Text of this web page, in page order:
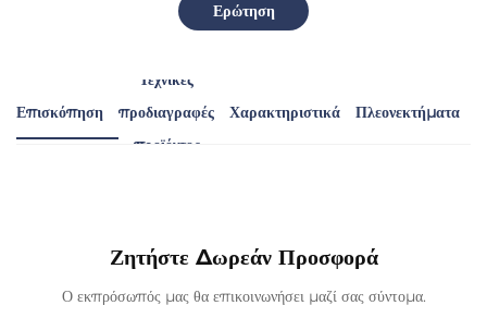
Ερώτηση
Επισκόπηση
Τεχνικές
προδιαγραφές
προϊόντος
Χαρακτηριστικά Πλεονεκτήματα
Ζητήστε Δωρεάν Προσφορά
Ο εκπρόσωπός μας θα επικοινωνήσει μαζί σας σύντομα.